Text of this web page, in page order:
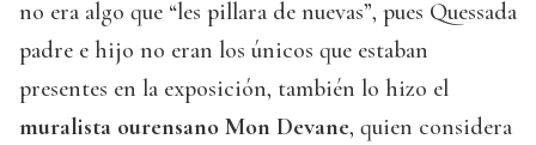
no era algo que “les pillara de nuevas”, pues Quessada
padre e hijo no eran los únicos que estaban
presentes en la exposición, también lo hizo el
muralista ourensano Mon Devane, quien considera